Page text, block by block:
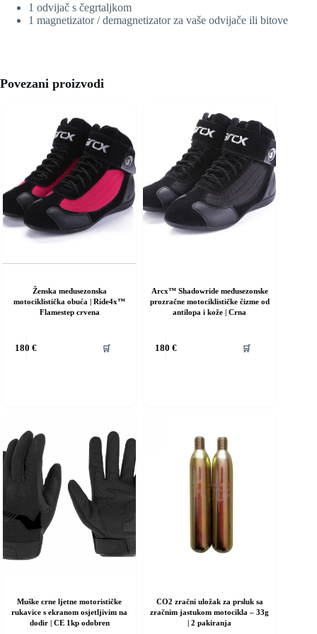
1 odvijač s čegrtaljkom
1 magnetizator / demagnetizator za vaše odvijače ili bitove
Povezani proizvodi
Ženska međusezonska
motociklistička obuća | Ride4x™
Flamestep crvena
180 € 🛒
Arcx™ Shadowride međusezonske
prozračne motociklističke čizme od
antilopa i kože | Crna
180 € 🛒
proizvod
odabrati
stranici
proizvoda
Muške crne ljetne motorističke
rukavice s ekranom osjetljivim na
dodir | CE 1kp odobren
CO2 zračni uložak za prsluk sa
zračnim jastukom motocikla – 33g
| 2 pakiranja